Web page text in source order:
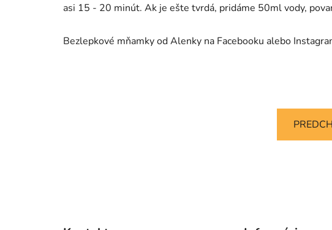
asi 15 - 20 minút. Ak je ešte tvrdá, pridáme 50ml vody,
Bezlepkové mňamky od Alenky na Facebooku alebo